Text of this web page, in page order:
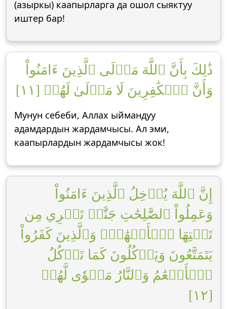
(азыркы) каапырларга да ошол сыяктуу
иштер бар!
ذَٰلِكَ بِأَنَّ ٱللَّهَ مَوۡلَى ٱلَّذِينَ ءَامَنُواْ
وَأَنَّ ٱلۡكَٰفِرِينَ لَا مَوۡلَىٰ لَهُمۡ [١١]
Мунун себеби, Аллах ыймандуу
адамдардын жардамчысы. Ал эми,
каапырлардын жардамчысы жок!
إِنَّ ٱللَّهَ يُدۡخِلُ ٱلَّذِينَ ءَامَنُواْ
وَعَمِلُواْ ٱلصَّٰلِحَٰتِ جَنَّٰتٖ تَجۡرِي مِن
تَحۡتِهَا ٱلۡأَنۡهَٰرُۖ وَٱلَّذِينَ كَفَرُواْ
يَتَمَتَّعُونَ وَيَأۡكُلُونَ كَمَا تَأۡكُلُ
ٱلۡأَنۡعَٰمُ وَٱلنَّارُ مَثۡوٗى لَّهُمۡ
[١٢]